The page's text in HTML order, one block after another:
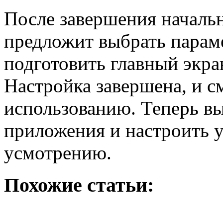
После завершения
предложит выбрать
подготовить главный
Настройка завершена, и
использованию. Теперь
приложения и настроить
усмотрению.
Похожие статьи: